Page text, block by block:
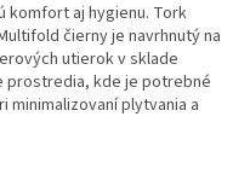
komfort aj hygienu. Tork
čierny je navrhnutý na
utierok v sklade
prostredia, kde je potrebné
plytvania a